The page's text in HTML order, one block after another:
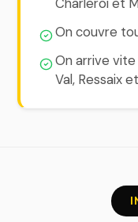
On couvre
On arrive vite
Val, Ressaix